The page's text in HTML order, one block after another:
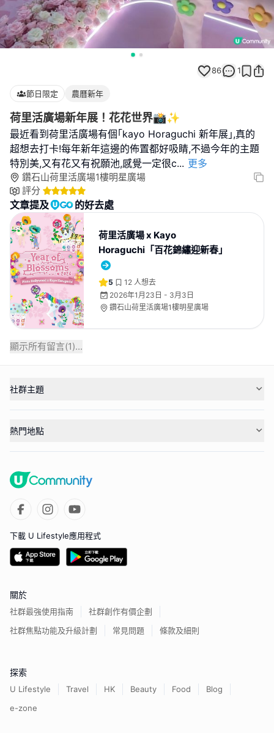
86 1
節日限定 農曆新年
荷里活廣場新年展！花花世界📸✨
最近看到荷里活廣場有個｢kayo Horaguchi 新年展｣,真的
超想去打卡!每年新年這邊的佈置都好吸睛,不過今年的主題
特別美,又有花又有祝願池,感覺一定很c... 更多
鑽石山荷里活廣場1樓明星廣場
評分
文章提及 的好去處
荷里活廣場 x Kayo
Horaguchi「百花錦繡迎新春」
5 12 人想去
2026年1月23日 - 3月3日
鑽石山荷里活廣場1樓明星廣場
顯示所有留言(1)...
社群主題
熱門地點
下載 U Lifestyle應用程式
關於
社群最強使用指南
社群創作有價企劃
社群焦點功能及升級計劃
常見問題 條款及細則
探索
U Lifestyle Travel HK Beauty Food
Blog
e-zone